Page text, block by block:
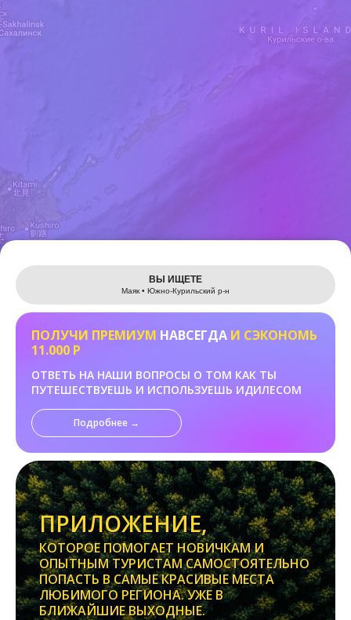
Leaflet
ВЫ ИЩЕТЕ
Маяк • Южно-Курильский р-н
ПОЛУЧИ ПРЕМИУМ НАВСЕГДА И СЭКОНОМЬ
11.000 Р
ОТВЕТЬ НА НАШИ ВОПРОСЫ О ТОМ КАК ТЫ
ПУТЕШЕСТВУЕШЬ И ИСПОЛЬЗУЕШЬ ИДИЛЕСОМ
Подробнее →
ПРИЛОЖЕНИЕ,
КОТОРОЕ ПОМОГАЕТ НОВИЧКАМ И
ОПЫТНЫМ ТУРИСТАМ САМОСТОЯТЕЛЬНО
ПОПАСТЬ В САМЫЕ КРАСИВЫЕ МЕСТА
ЛЮБИМОГО РЕГИОНА. УЖЕ В
БЛИЖАЙШИЕ ВЫХОДНЫЕ.